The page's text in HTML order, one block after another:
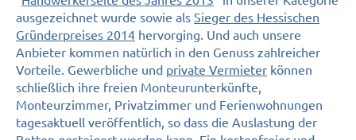
ausgezeichnet wurde sowie als Sieger des Hessischen
Gründerpreises 2014 hervorging. Und auch unsere
Anbieter kommen natürlich in den Genuss zahlreicher
Vorteile. Gewerbliche und private Vermieter können
schließlich ihre freien Monteurunterkünfte,
Monteurzimmer, Privatzimmer und Ferienwohnungen
tagesaktuell veröffentlich, so dass die Auslastung der